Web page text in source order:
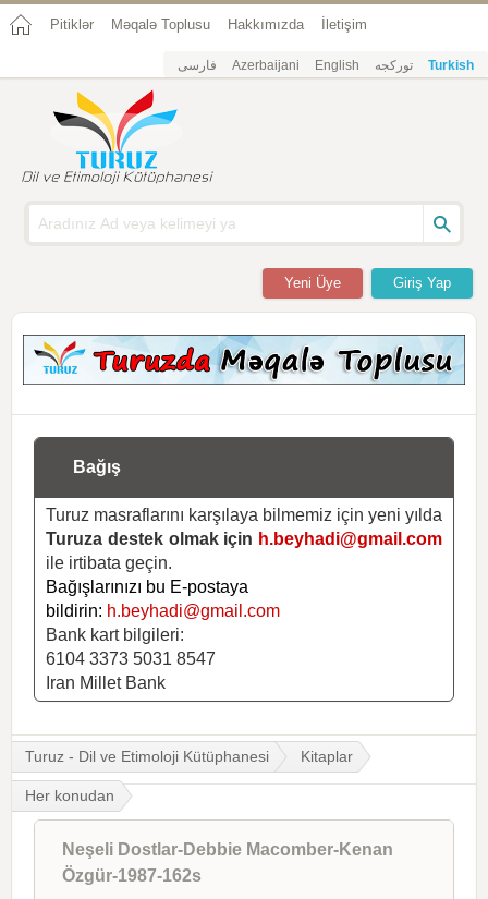
Pitiklər Məqalə Toplusu Hakkımızda İletişim
فارسی Azerbaijani English تورکجه Turkish
Giriş Yap
Yeni Üye
Bağış
Turuz masraflarını karşılaya bilmemiz için yeni yılda
Turuza destek olmak için h.beyhadi@gmail.com
ile irtibata geçin.
Bağışlarınızı bu E-postaya
bildirin: h.beyhadi@gmail.com
Bank kart bilgileri:
6104 3373 5031 8547
Iran Millet Bank
Turuz - Dil ve Etimoloji Kütüphanesi Kitaplar
Her konudan
Neşeli Dostlar-Debbie Macomber-Kenan
Özgür-1987-162s